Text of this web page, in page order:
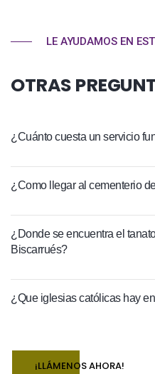
LE AYUDAMOS EN
OTRAS
¿Cuánto cuesta un servicio
¿Como llegar al cementerio
¿Donde se encuentra el
Biscarrués?
¿Que iglesias católicas hay
¡LLÁMENOS AHORA!